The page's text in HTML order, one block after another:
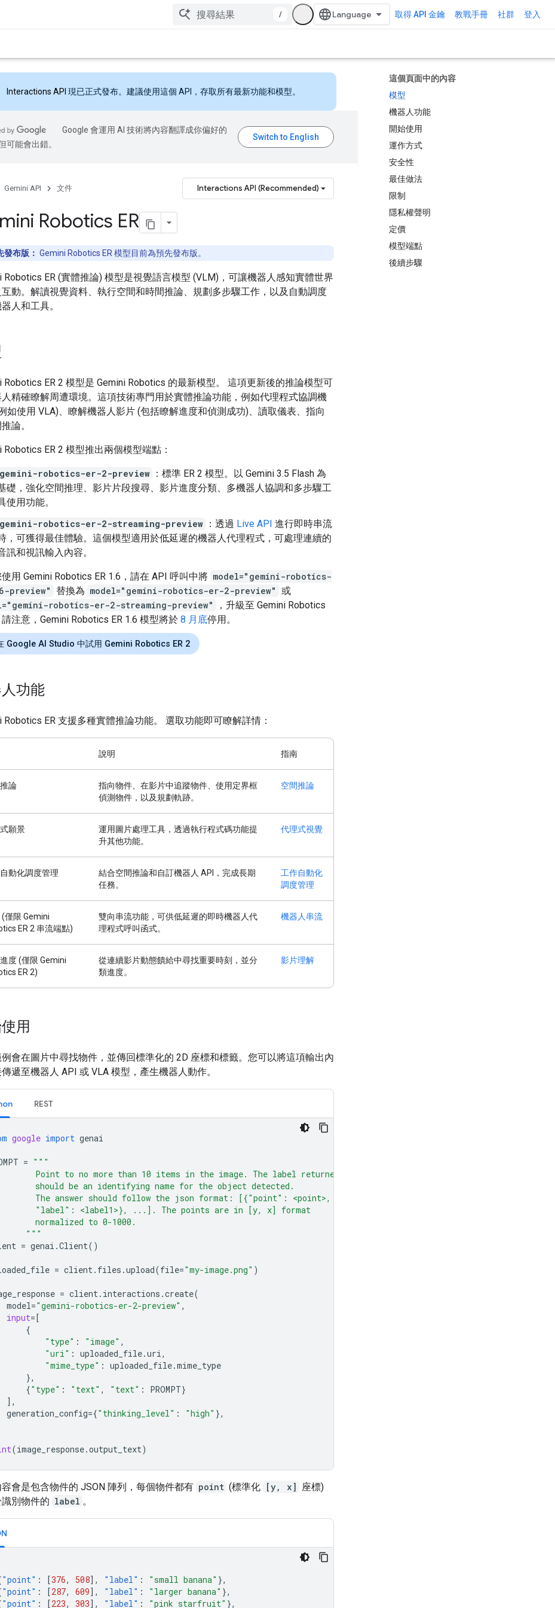
/ 取得 API 金鑰 教戰手冊 社群 登入
這個頁面中的內容
模型
機器人功能
開始使用
運作方式
安全性
最佳做法
限制
隱私權聲明
定價
模型端點
後續步驟
Interactions API 現已正式發布。建議使用這個 API，存取所有最新功能和模型。
Google 會運用 AI 技術將內容翻譯成你偏好的
可能會出錯。
Gemini API 文件 Interactions API (Recommended)
Robotics ER
發布版： Gemini Robotics ER 模型目前為預先發布版。
Robotics ER (實體推論) 模型是視覺語言模型 (VLM)，可讓機器人感知實體世界
動。解讀視覺資料、執行空間和時間推論、規劃多步驟工作，以及自動調度
人和工具。
Robotics ER 2 模型是 Gemini Robotics 的最新模型。 這項更新後的推論模型可
精確瞭解周遭環境。這項技術專門用於實體推論功能，例如代理程式協調機
如使用 VLA)、瞭解機器人影片 (包括瞭解進度和偵測成功)、讀取儀表、指向
論。
Robotics ER 2 模型推出兩個模型端點：
gemini-robotics-er-2-preview ：標準 ER 2 模型。以 Gemini 3.5 Flash 為
礎，強化空間推理、影片片段搜尋、影片進度分類、多機器人協調和多步驟工
使用功能。
gemini-robotics-er-2-streaming-preview ：透過 Live API 進行即時串流
，可獲得最佳體驗。這個模型適用於低延遲的機器人代理程式，可處理連續的
訊和視訊輸入內容。
用 Gemini Robotics ER 1.6，請在 API 呼叫中將 model="gemini-robotics-
preview"
替換為 model="gemini-robotics-er-2-preview" 或
robotics-er-2-streaming-preview"
，升級至 Gemini Robotics
請注意，Gemini Robotics ER 1.6 模型將於 8 月底停用。
Google AI Studio 中試用 Gemini Robotics ER 2
功能
Robotics ER 支援多種實體推論功能。 選取功能即可瞭解詳情：
說明 指南
論
指向物件、在影片中追蹤物件、使用定界框
偵測物件，以及規劃軌跡。
空間推論
願景
運用圖片處理工具，透過執行程式碼功能提
升其他功能。
代理式視覺
動化調度管理
結合空間推論和自訂機器人 API，完成長期
任務。
工作自動化
調度管理
(僅限 Gemini
ER 2 串流端點)
雙向串流功能，可供低延遲的即時機器人代
理程式呼叫函式。
機器人串流
度 (僅限 Gemini
ER 2)
從連續影片動態饋給中尋找重要時刻，並分
類進度。
影片理解
用
會在圖片中尋找物件，並傳回標準化的 2D 座標和標籤。您可以將這項輸出內
遞至機器人 API 或 VLA 模型，產生機器人動作。
REST
google import genai
= """
Point to no more than 10 items in the image. The label returned
should be an identifying name for the object detected.
The answer should follow the json format: [{"point": <point>,
"label": <label1>}, ...]. The points are in [y, x] format
normalized to 0-1000.
"""
= genai .Client()
= client. files .upload(file="my-image.png" )
= client. interactions .create(
model="gemini-robotics-er-2-preview" ,
input=[
{
"type" : "image" ,
"uri" : uploaded_file.uri,
"mime_type" : uploaded_file.mime_type
},
{"type" : "text" , "text" : PROMPT}
],
generation_config={"thinking_level" : "high" },
(image_response.output_text)
會是包含物件的 JSON 陣列，每個物件都有 point (標準化 [y, x] 座標)
別物件的 label 。
"point" : [376, 508], "label" : "small banana" },
"point" : [287, 609], "label" : "larger banana" },
"point" : [223, 303], "label" : "pink starfruit" },